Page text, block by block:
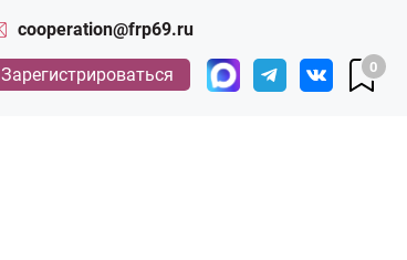
cooperation@frp69.ru
Зарегистрироваться 0